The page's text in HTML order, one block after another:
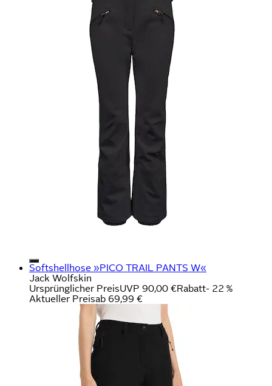
Softshellhose »PICO TRAIL PANTS W«
Jack Wolfskin
Ursprünglicher PreisUVP 90,00 €Rabatt- 22 %
Aktueller Preisab 69,99 €